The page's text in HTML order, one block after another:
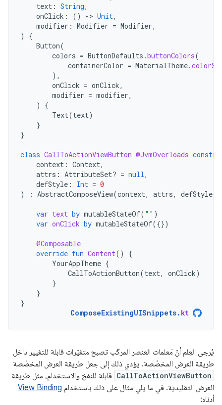
text : String,
onClick : () -> Unit,
modifier : Modifier = Modifier,
)
{
Button(
colors = ButtonDefaults .buttonColors(
containerColor = MaterialTheme.
),
onClick = onClick,
modifier = modifier,
)
{
Text(text)
}
}
class CallToActionViewButton @JvmOverloads
context : Context,
attrs : AttributeSet? = null,
defStyle : Int = 0
)
: AbstractComposeView(context, attrs, defStyle
var text by mutableStateOf( "" )
var onClick by mutableStateOf({})
@Composable
override fun Content()
{
YourAppTheme {
CallToActionButton(text, onClick)
}
}
}
ComposeExistingUISnippets. kt
يُرجى العِلم أنّ مَعلمات العنصر المركّب تصبح متغيّرات قابلة للتغيير داخل
طريقة العرض المخصّصة. يؤدي ذلك إلى جعل طريقة العرض المخصّصة
CallToActionViewButton قابلة للنفخ والاستخدام، مثل طريقة
العرض التقليدية. في ما يلي مثال على ذلك باستخدام View Binding
أدناه: